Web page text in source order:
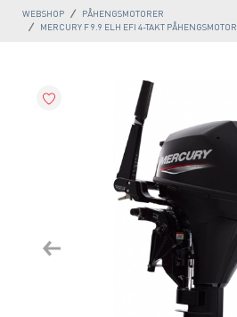
WEBSHOP
PÅHENGSMOTORER
MERCURY F 9.9 ELH EFI 4-TAKT PÅHENGSMOTOR
Previous